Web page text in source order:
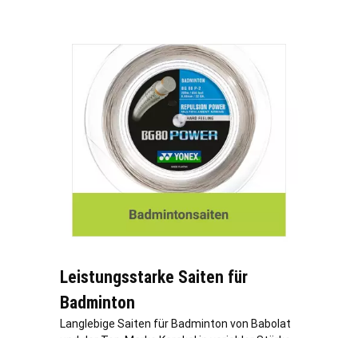
Leistungsstarke Saiten für
Badminton
Langlebige Saiten für Badminton von Babolat